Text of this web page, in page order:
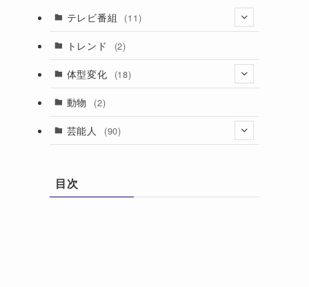
テレビ番組 (11)
(1)
トレンド (2)
体型変化 (18)
(7)
(7)
動物 (2)
芸能人 (90)
目次